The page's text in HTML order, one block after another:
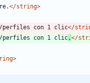
</string>
perfiles con 1 clic</
perfiles con 1 clic.</